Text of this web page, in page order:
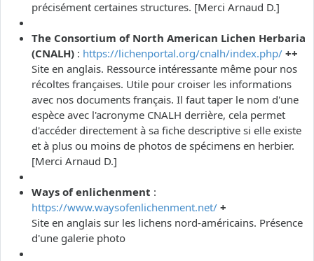
précisément certaines structures. [Merci Arnaud D.]
The Consortium of North American Lichen Herbaria
(CNALH) : https://lichenportal.org/cnalh/index.php/ ++
Site en anglais. Ressource intéressante même pour nos
récoltes françaises. Utile pour croiser les informations
avec nos documents français. Il faut taper le nom d'une
espèce avec l'acronyme CNALH derrière, cela permet
d'accéder directement à sa fiche descriptive si elle existe
et à plus ou moins de photos de spécimens en herbier.
[Merci Arnaud D.]
Ways of enlichenment :
https://www.waysofenlichenment.net/ +
Site en anglais sur les lichens nord-américains. Présence
d'une galerie photo